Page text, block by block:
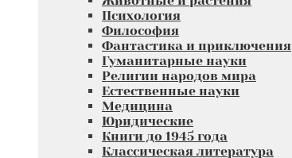
Психология
Философия
Фантастика и приключения
Гуманитарные науки
Религии народов мира
Естественные науки
Медицина
Юридические
Книги до 1945 года
Классическая литература